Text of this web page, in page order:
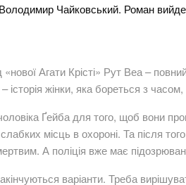
Чайковський. Роман вийде
Агати Крісті» Рут Веа –
історія жінки, яка бореться з
Ґейба для того, щоб вони
місць в охороні. Та після
А поліція вже має
варіанти. Треба